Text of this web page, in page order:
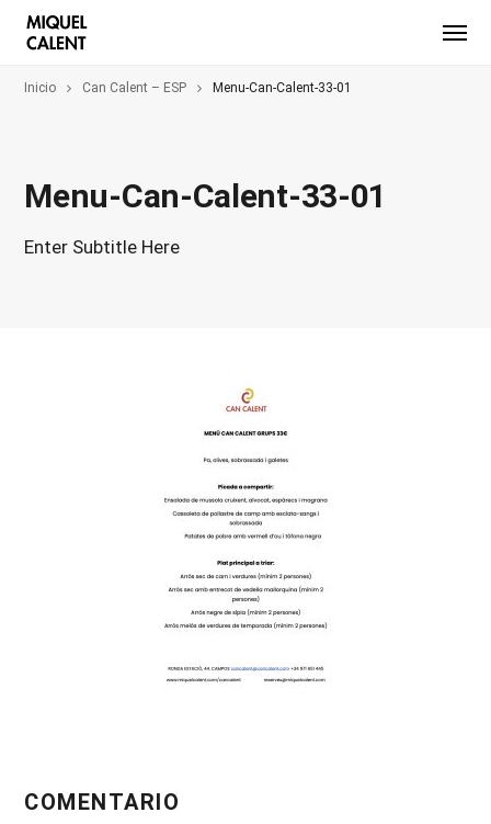
Inicio Can Calent – ESP Menu-Can-Calent-33-01
Menu-Can-Calent-33-01
Enter Subtitle Here
COMENTARIO